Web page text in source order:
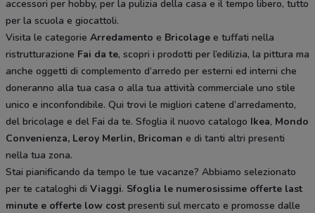
accessori per hobby, per la pulizia della casa e il tempo libero, tutto
per la scuola e giocattoli.
Visita le categorie Arredamento e Bricolage e tuffati nella
ristrutturazione Fai da te, scopri i prodotti per l’edilizia, la pittura ma
anche oggetti di complemento d’arredo per esterni ed interni che
doneranno alla tua casa o alla tua attività commerciale uno stile
unico e inconfondibile. Qui trovi le migliori catene d’arredamento,
del bricolage e del Fai da te. Sfoglia il nuovo catalogo Ikea, Mondo
Convenienza, Leroy Merlin, Bricoman e di tanti altri presenti
nella tua zona.
Stai pianificando da tempo le tue vacanze? Abbiamo selezionato
per te cataloghi di Viaggi. Sfoglia le numerosissime offerte last
minute e offerte low cost presenti sul mercato e promosse dalle